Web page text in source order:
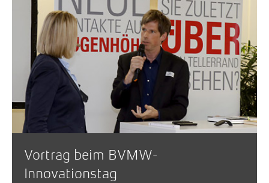
Vortrag beim BVMW-
Innovationstag